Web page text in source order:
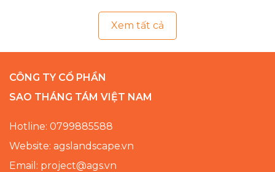
Xem tất cả
CÔNG TY CỔ PHẦN
SAO THÁNG TÁM VIỆT NAM
Hotline: 0799885588
Website: agslandscape.vn
Email: project@ags.vn